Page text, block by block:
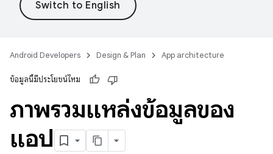
Android Developers Design & Plan App architecture
ข้อมูลนี้มีประโยชน์ไหม
ภาพรวมแหล่งข้อมูลของ
แอป